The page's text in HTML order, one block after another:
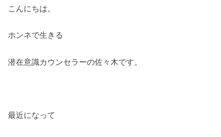
こんにちは。
ホンネで生きる
潜在意識カウンセラーの佐々木です。
最近になって